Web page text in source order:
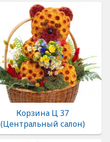
Корзина Ц 37
(Центральный салон)